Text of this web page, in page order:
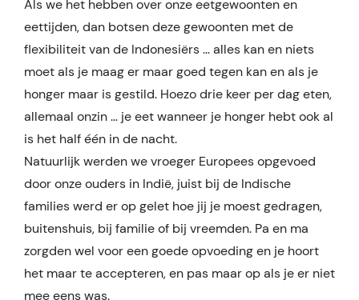
Als we het hebben over onze eetgewoonten en
eettijden, dan botsen deze gewoonten met de
flexibiliteit van de Indonesiërs … alles kan en niets
moet als je maag er maar goed tegen kan en als je
honger maar is gestild. Hoezo drie keer per dag eten,
allemaal onzin … je eet wanneer je honger hebt ook al
is het half één in de nacht.
Natuurlijk werden we vroeger Europees opgevoed
door onze ouders in Indië, juist bij de Indische
families werd er op gelet hoe jij je moest gedragen,
buitenshuis, bij familie of bij vreemden. Pa en ma
zorgden wel voor een goede opvoeding en je hoort
het maar te accepteren, en pas maar op als je er niet
mee eens was.